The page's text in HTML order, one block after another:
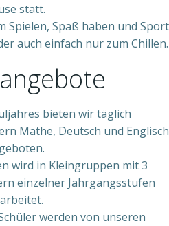
statt.
Spielen, Spaß haben und Sport
auch einfach nur zum Chillen.
bieten wir täglich
Mathe, Deutsch und Englisch
wird in Kleingruppen mit 3
einzelner Jahrgangsstufen
werden von unseren